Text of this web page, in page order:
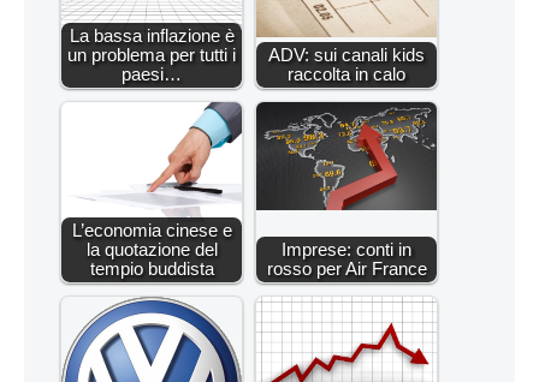
La bassa inflazione è
un problema per tutti i
paesi…
ADV: sui canali kids
raccolta in calo
L’economia cinese e
la quotazione del
tempio buddista
Imprese: conti in
rosso per Air France